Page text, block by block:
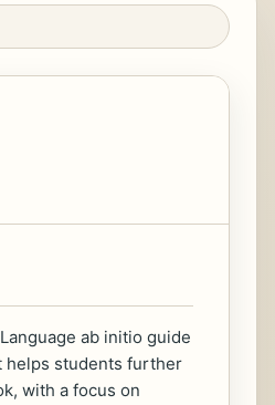
ab initio guide
helps students further
with a focus on